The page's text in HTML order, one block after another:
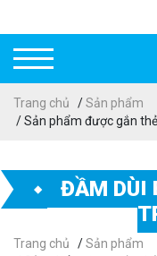
Trang chủ /Sản phẩm
/ Sản phẩm được gắn
ĐẦM DÙI
Trang chủ /Sản phẩm